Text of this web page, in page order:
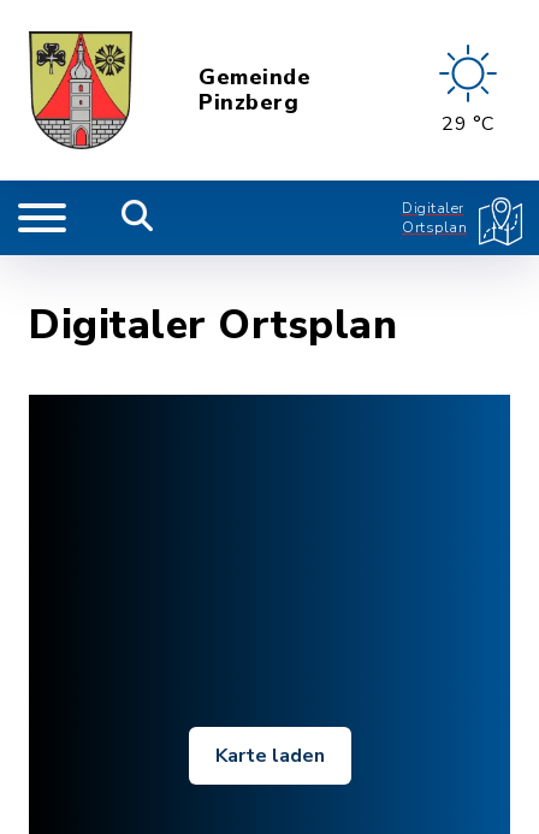
Gemeinde
Pinzberg
29 °C
Digitaler
Ortsplan
Digitaler Ortsplan
Karte laden